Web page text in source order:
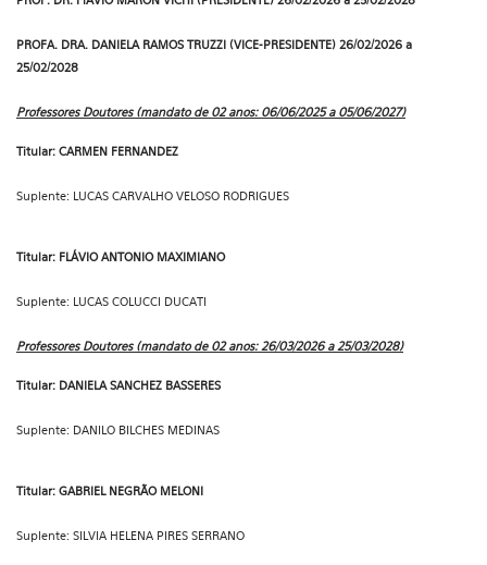
PROFA. DRA. DANIELA RAMOS TRUZZI (VICE-PRESIDENTE) 26/02/2026 a
25/02/2028
Professores Doutores (mandato de 02 anos: 06/06/2025 a 05/06/2027)
Titular: CARMEN FERNANDEZ
Suplente: LUCAS CARVALHO VELOSO RODRIGUES
Titular: FLÁVIO ANTONIO MAXIMIANO
Suplente: LUCAS COLUCCI DUCATI
Professores Doutores (mandato de 02 anos: 26/03/2026 a 25/03/2028)
Titular: DANIELA SANCHEZ BASSERES
Suplente: DANILO BILCHES MEDINAS
Titular: GABRIEL NEGRÃO MELONI
Suplente: SILVIA HELENA PIRES SERRANO